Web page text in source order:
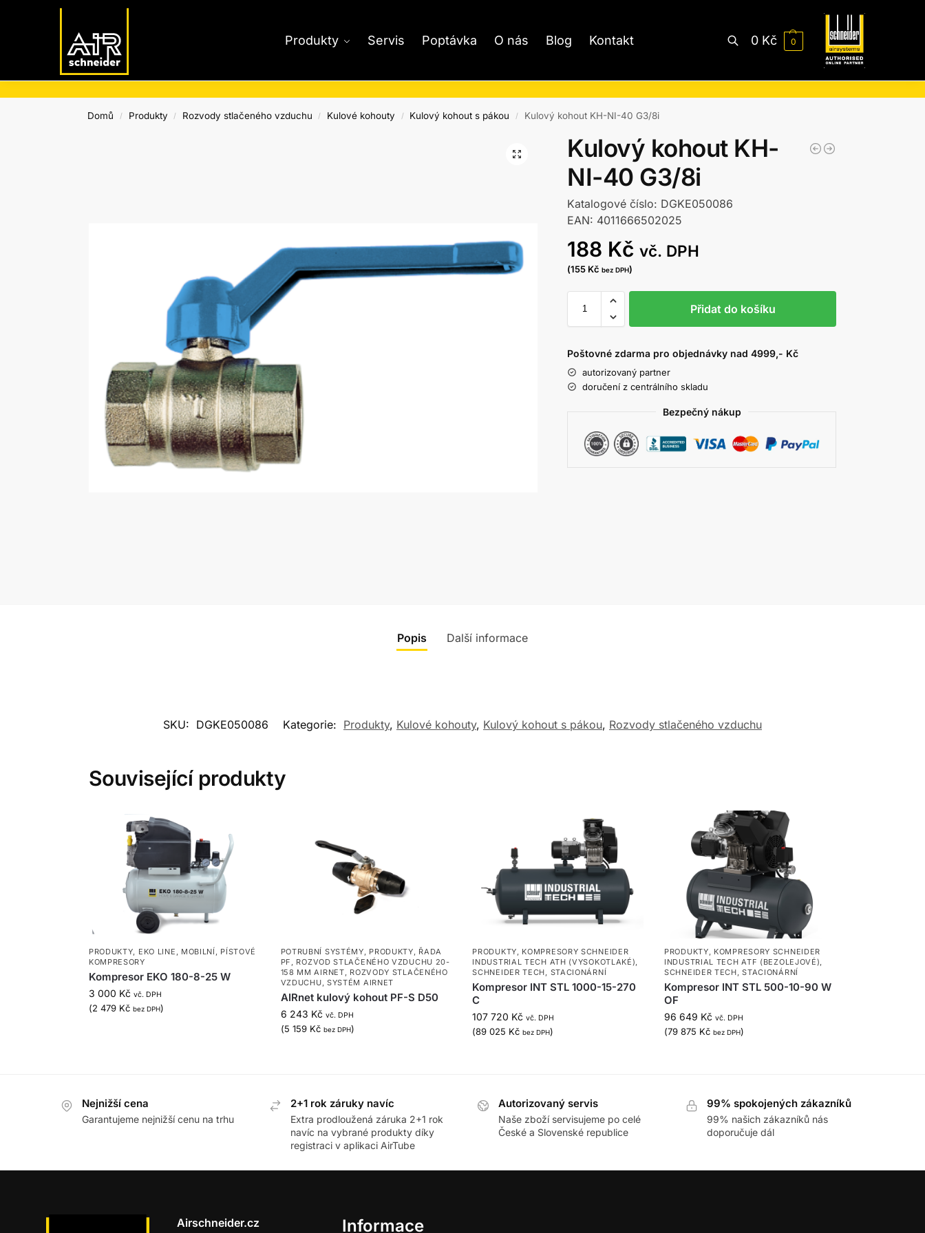
Produkty Servis Poptávka O nás Blog Kontakt 0 Kč 0
Domů / Produkty / Rozvody stlačeného vzduchu / Kulové kohouty / Kulový kohout s pákou / Kulový kohout KH-NI-40 G3/8i
Kulový kohout KH-
NI-40 G3/8i
Katalogové číslo: DGKE050086
EAN: 4011666502025
188 Kč vč. DPH
(155 Kč bez DPH)
Přidat do košíku
Poštovné zdarma pro objednávky nad 4999,- Kč
autorizovaný partner
doručení z centrálního skladu
Bezpečný nákup
Popis Další informace
SKU: DGKE050086 Kategorie: Produkty, Kulové kohouty, Kulový kohout s pákou, Rozvody stlačeného vzduchu
Související produkty
PRODUKTY, EKO LINE , MOBILNÍ , PÍSTOVÉ
KOMPRESORY
Kompresor EKO 180-8-25 W
3 000 Kč vč. DPH
(2 479 Kč bez DPH)
POTRUBNÍ SYSTÉMY, PRODUKTY, ŘADA
PF , ROZVOD STLAČENÉHO VZDUCHU 20-
158 MM AIRNET, ROZVODY STLAČENÉHO
VZDUCHU, SYSTÉM AIRNET
AIRnet kulový kohout PF-S D50
6 243 Kč vč. DPH
(5 159 Kč bez DPH)
PRODUKTY, KOMPRESORY SCHNEIDER
INDUSTRIAL TECH ATH (VYSOKOTLAKÉ),
SCHNEIDER TECH, STACIONÁRNÍ
Kompresor INT STL 1000-15-270
C
107 720 Kč vč. DPH
(89 025 Kč bez DPH)
PRODUKTY, KOMPRESORY SCHNEIDER
INDUSTRIAL TECH ATF (BEZOLEJOVÉ),
SCHNEIDER TECH,STACIONÁRNÍ
Kompresor INT STL 500-10-90 W
OF
96 649 Kč vč. DPH
(79 875 Kč bez DPH)
Nejnižší cena
Garantujeme nejnižší cenu na trhu
2+1 rok záruky navíc
Extra prodloužená záruka 2+1 rok
navíc na vybrané produkty díky
registraci v aplikaci AirTube
Autorizovaný servis
Naše zboží servisujeme po celé
České a Slovenské republice
99% spokojených zákazníků
99% našich zákazníků nás
doporučuje dál
Airschneider.cz Informace